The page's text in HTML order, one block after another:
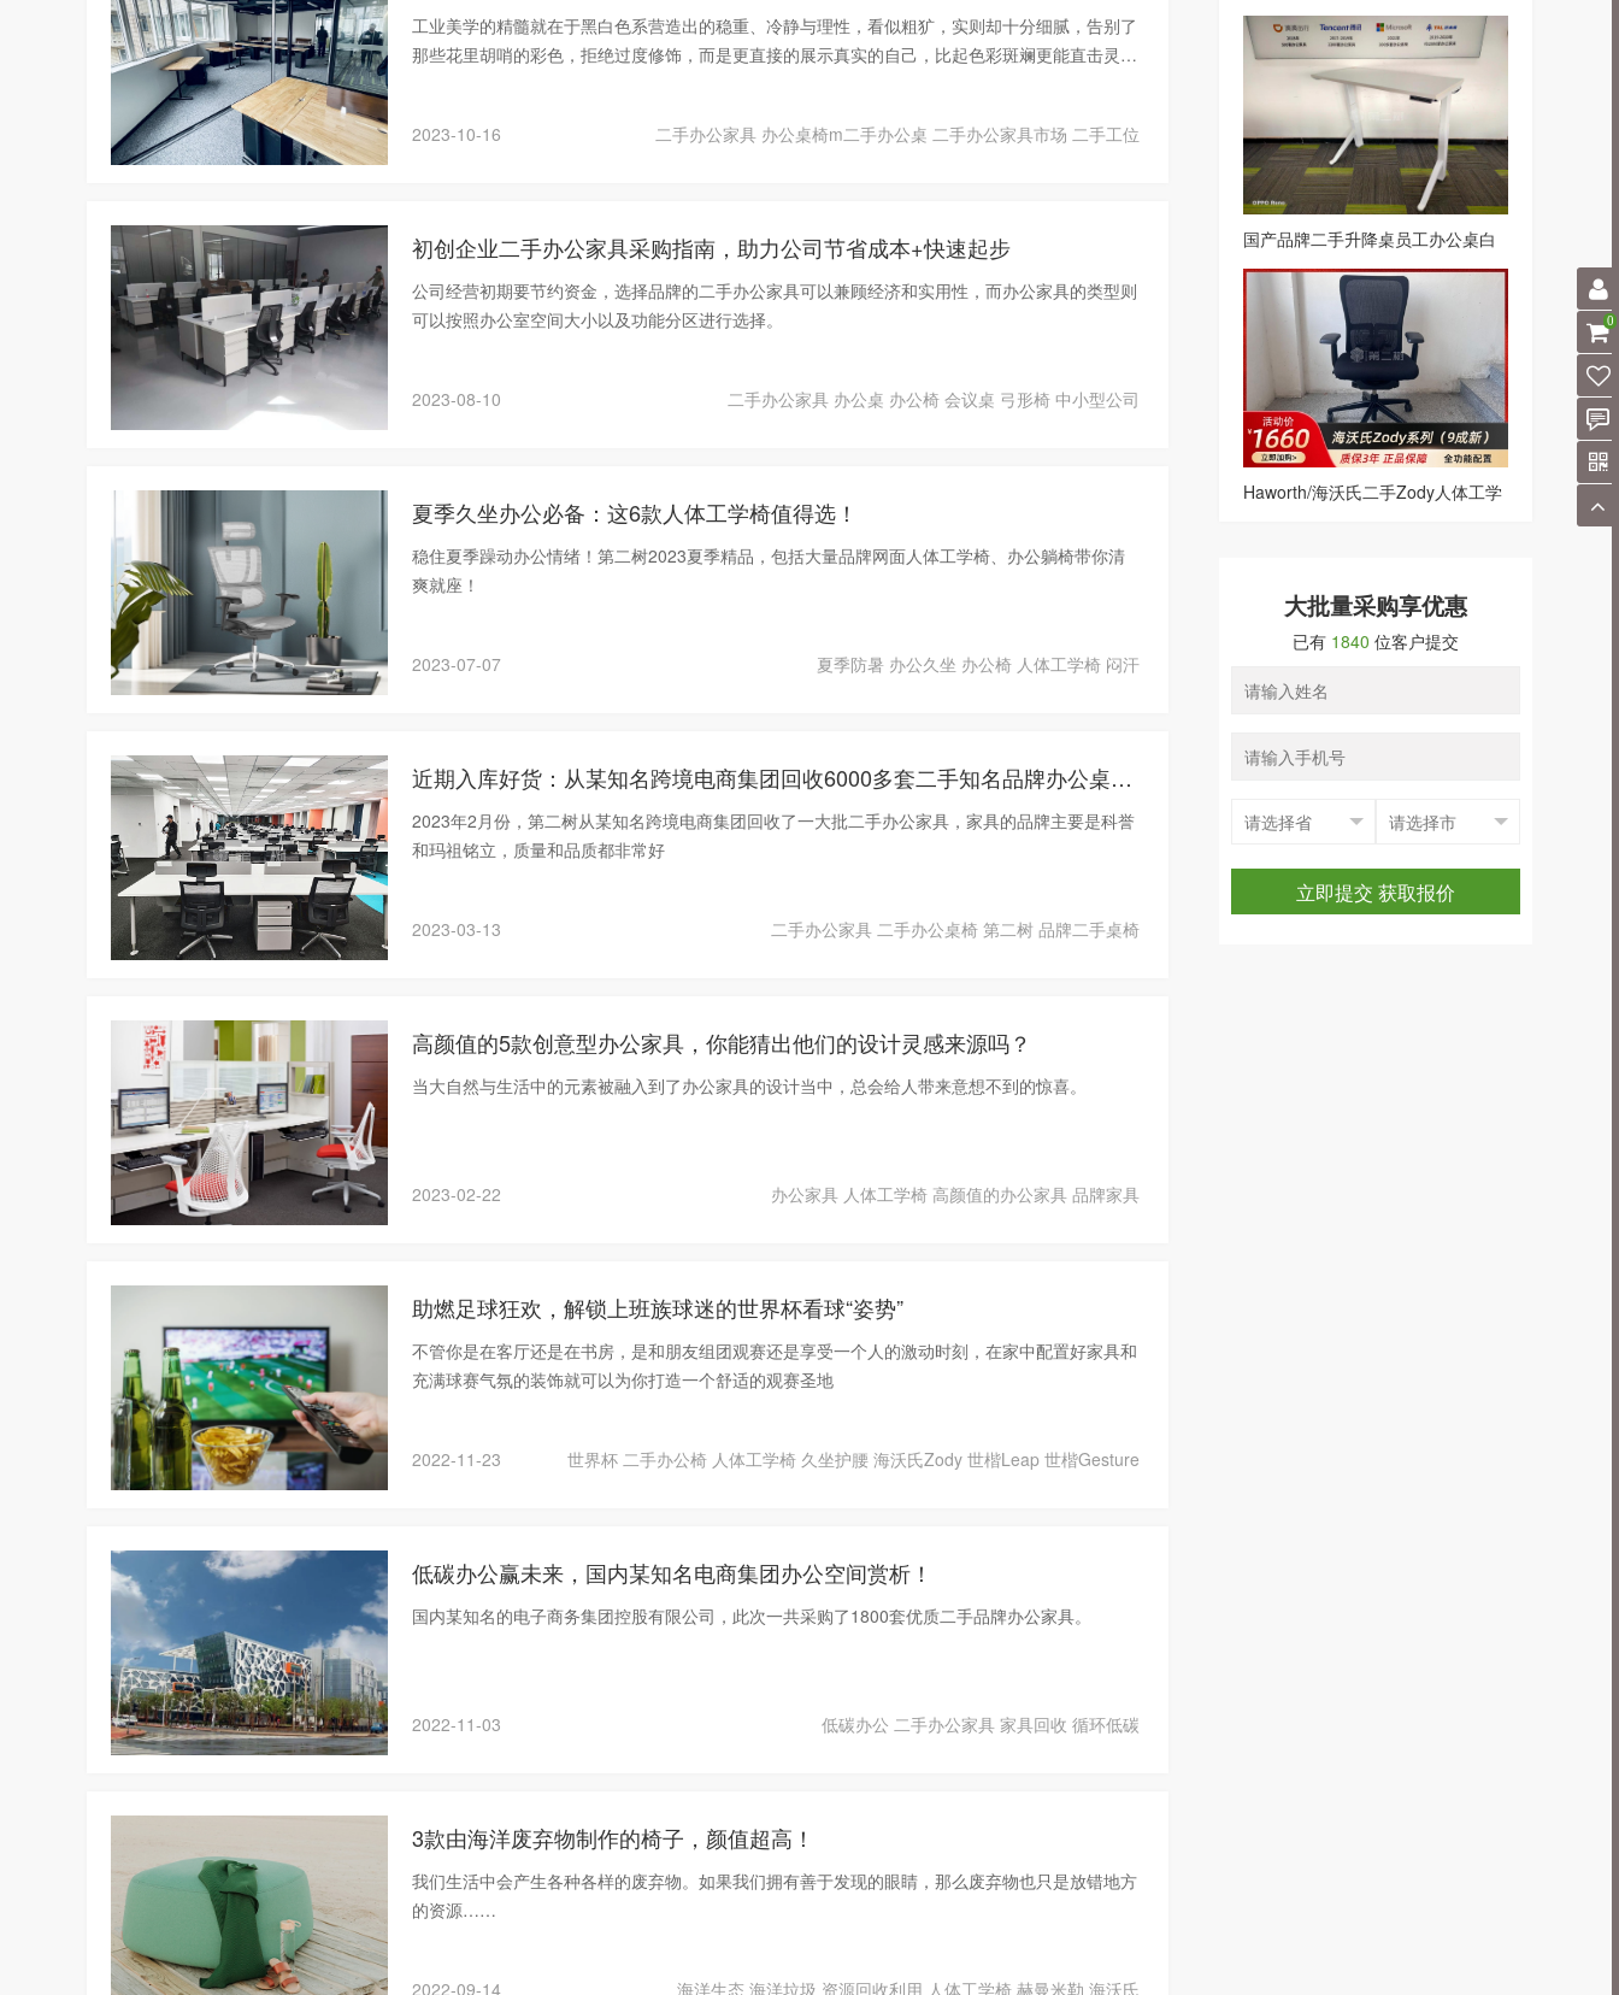
工业美学的精髓就在于黑白色系营造出的稳重、冷静与理性，看似粗犷，实则却十分细腻，告别了
那些花里胡哨的彩色，拒绝过度修饰，而是更直接的展示真实的自己，比起色彩斑斓更能直击灵魂
2023-10-16 二手办公家具 办公桌椅m二手办公桌 二手办公家具市场 二手工位
初创企业二手办公家具采购指南，助力公司节省成本+快速起步
公司经营初期要节约资金，选择品牌的二手办公家具可以兼顾经济和实用性，而办公家具的类型则
可以按照办公室空间大小以及功能分区进行选择。
2023-08-10 二手办公家具 办公桌 办公椅 会议桌 弓形椅 中小型公司
夏季久坐办公必备：这6款人体工学椅值得选！
稳住夏季躁动办公情绪！第二树2023夏季精品，包括大量品牌网面人体工学椅、办公躺椅带你清
爽就座！
2023-07-07 夏季防暑 办公久坐 办公椅 人体工学椅 闷汗
近期入库好货：从某知名跨境电商集团回收6000多套二手知名品牌办公桌椅，会议桌椅等
2023年2月份，第二树从某知名跨境电商集团回收了一大批二手办公家具，家具的品牌主要是科誉
和玛祖铭立，质量和品质都非常好
2023-03-13 二手办公家具 二手办公桌椅 第二树 品牌二手桌椅
高颜值的5款创意型办公家具，你能猜出他们的设计灵感来源吗？
当大自然与生活中的元素被融入到了办公家具的设计当中，总会给人带来意想不到的惊喜。
2023-02-22 办公家具 人体工学椅 高颜值的办公家具 品牌家具
助燃足球狂欢，解锁上班族球迷的世界杯看球“姿势”
不管你是在客厅还是在书房，是和朋友组团观赛还是享受一个人的激动时刻，在家中配置好家具和
充满球赛气氛的装饰就可以为你打造一个舒适的观赛圣地
2022-11-23 世界杯 二手办公椅 人体工学椅 久坐护腰 海沃氏Zody 世楷Leap 世楷Gesture
低碳办公赢未来，国内某知名电商集团办公空间赏析！
国内某知名的电子商务集团控股有限公司，此次一共采购了1800套优质二手品牌办公家具。
2022-11-03 低碳办公 二手办公家具 家具回收 循环低碳
3款由海洋废弃物制作的椅子，颜值超高！
我们生活中会产生各种各样的废弃物。如果我们拥有善于发现的眼睛，那么废弃物也只是放错地方
的资源……
2022-09-14 海洋生态 海洋垃圾 资源回收利用 人体工学椅 赫曼米勒 海沃氏
国产品牌二手升降桌员工办公桌白
Haworth/海沃氏二手Zody人体工学
大批量采购享优惠
已有 1840 位客户提交
立即提交 获取报价
0